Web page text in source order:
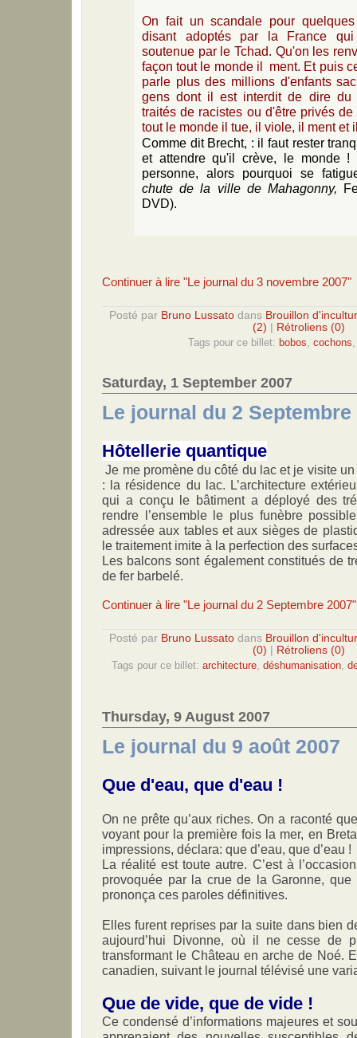
On fait un scandale pour
disant adoptés par la France qui
soutenue par le Tchad. Qu'on les
façon tout le monde il ment. Et puis
parle plus des millions d'enfants
gens dont il est interdit de dire du
traités de racistes ou d'être privés de
tout le monde il tue, il viole, il ment et
Comme dit Brecht, : il faut rester
et attendre qu'il crève, le monde
personne, alors pourquoi se
chute de la ville de Mahagonny,
DVD).
Continuer à lire "Le journal du 3 novembre 2007"
Posté par Bruno Lussatodans Brouillon
(2)
Rétroliens (0)
Tags pour ce billet: bobos cochons
Saturday, 1 September 2007
Le journal du 2 Septembre
Hôtellerie quantique
Je me promène du côté du lac et je visite
: la résidence du lac. L’architecture
qui a conçu le bâtiment a déployé des
rendre l’ensemble le plus funèbre
adressée aux tables et aux sièges de
le traitement imite à la perfection des
Les balcons sont également constitués de
de fer barbelé.
Continuer à lire "Le journal du 2 Septembre 2007"
Posté par Bruno Lussatodans Brouillon
(0)
Rétroliens (0)
Tags pour ce billet: architecture déshumanisation
Thursday, 9 August 2007
Le journal du 9 août 2007
Que d'eau, que d'eau !
On ne prête qu’aux riches. On a raconté
voyant pour la première fois la mer, en
impressions, déclara: que d’eau, que d’eau !
La réalité est toute autre. C’est à
provoquée par la crue de la Garonne,
prononça ces paroles définitives.
Elles furent reprises par la suite dans bien
aujourd’hui Divonne, où il ne cesse de
transformant le Château en arche de Noé.
canadien, suivant le journal télévisé une
Que de vide, que de vide !
Ce condensé d’informations majeures et